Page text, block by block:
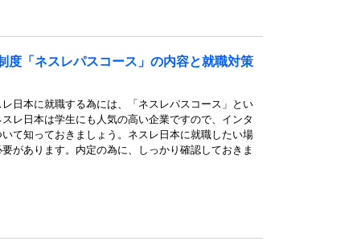
度「ネスレパスコース」の内容と就職対策
日本に就職する為には、「ネスレパスコース」とい
レ日本は学生にも人気の高い企業ですので、インタ
て知っておきましょう。ネスレ日本に就職したい場
があります。内定の為に、しっかり確認しておきま